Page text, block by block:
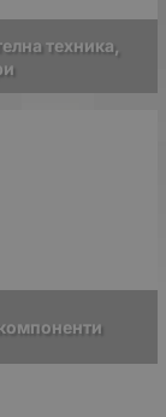
техника,